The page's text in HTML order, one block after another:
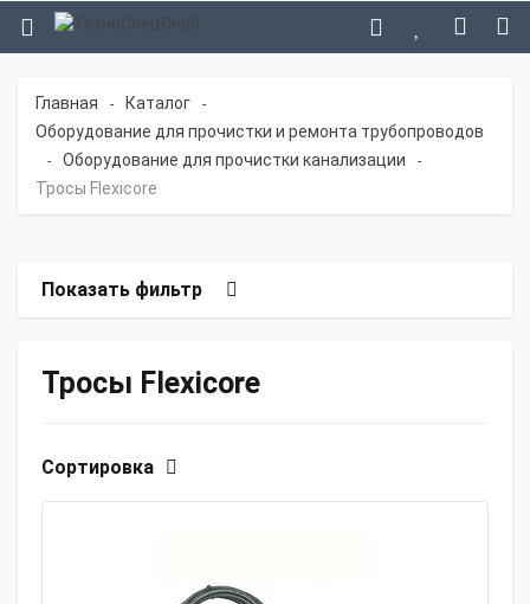
Главная - Каталог -
Оборудование для прочистки и ремонта трубопроводов
- Оборудование для прочистки канализации -
Тросы Flexicore
Показать фильтр
Тросы Flexicore
Сортировка